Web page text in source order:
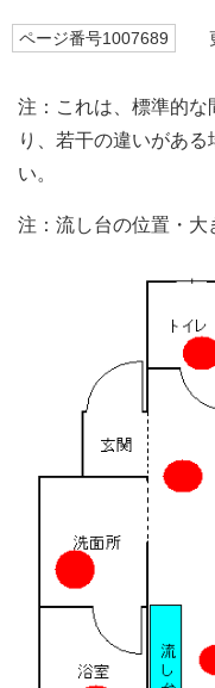
ページ番号1007689
注：これは、標準的な
り、若干の違いがあ
い。
注：流し台の位置・大